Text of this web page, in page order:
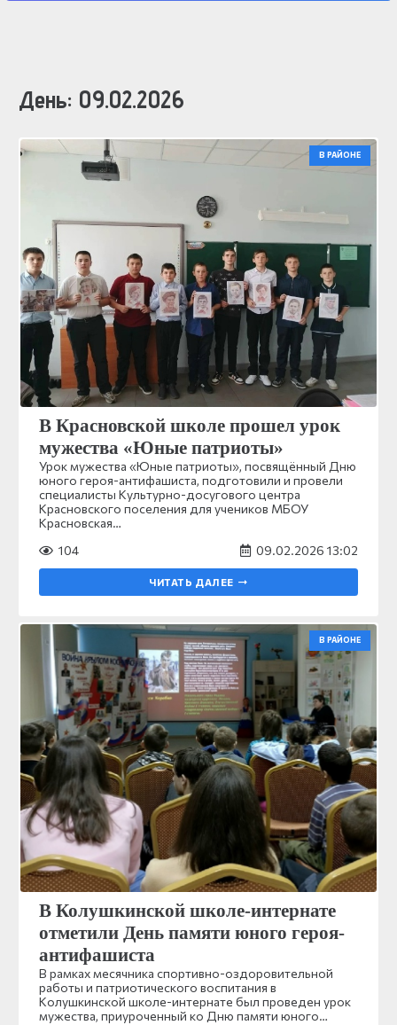
День: 09.02.2026
В РАЙОНЕ
В Красновской школе прошел урок
мужества «Юные патриоты»
Урок мужества «Юные патриоты», посвящённый Дню
юного героя-антифашиста, подготовили и провели
специалисты Культурно-досугового центра
Красновского поселения для учеников МБОУ
Красновская…
104
09.02.2026 13:02
ЧИТАТЬ ДАЛЕЕ
В РАЙОНЕ
В Колушкинской школе-интернате
отметили День памяти юного героя-
антифашиста
В рамках месячника спортивно-оздоровительной
работы и патриотического воспитания в
Колушкинской школе-интернате был проведен урок
мужества, приуроченный ко Дню памяти юного…